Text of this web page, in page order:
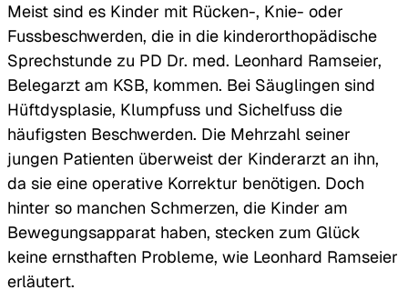
Meist sind es Kinder mit Rücken-, Knie- oder
Fussbeschwerden, die in die kinderorthopädische
Sprechstunde zu PD Dr. med. Leonhard Ramseier,
Belegarzt am KSB, kommen. Bei Säuglingen sind
Hüftdysplasie, Klumpfuss und Sichelfuss die
häufigsten Beschwerden. Die Mehrzahl seiner
jungen Patienten überweist der Kinderarzt an ihn,
da sie eine operative Korrektur benötigen. Doch
hinter so manchen Schmerzen, die Kinder am
Bewegungsapparat haben, stecken zum Glück
keine ernsthaften Probleme, wie Leonhard Ramseier
erläutert.